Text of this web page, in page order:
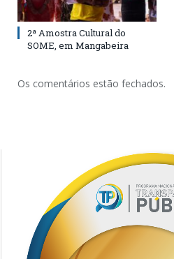
2ª Amostra Cultural do
SOME, em Mangabeira
Os comentários estão fechados.